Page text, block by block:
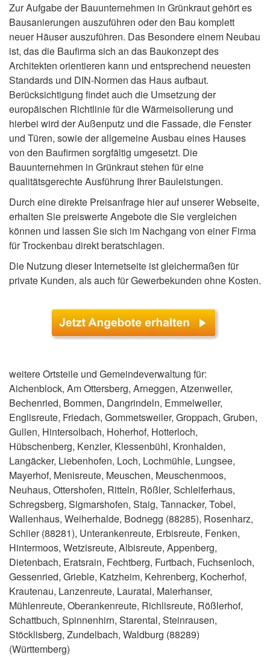
Zur Aufgabe der Bauunternehmen in Grünkraut gehört es
Bausanierungen auszuführen oder den Bau komplett
neuer Häuser auszuführen. Das Besondere einem Neubau
ist, das die Baufirma sich an das Baukonzept des
Architekten orientieren kann und entsprechend neuesten
Standards und DIN-Normen das Haus aufbaut.
Berücksichtigung findet auch die Umsetzung der
europäischen Richtlinie für die Wärmeisolierung und
hierbei wird der Außenputz und die Fassade, die Fenster
und Türen, sowie der allgemeine Ausbau eines Hauses
von den Baufirmen sorgfältig umgesetzt. Die
Bauunternehmen in Grünkraut stehen für eine
qualitätsgerechte Ausführung Ihrer Bauleistungen.
Durch eine direkte Preisanfrage hier auf unserer Webseite,
erhalten Sie preiswerte Angebote die Sie vergleichen
können und lassen Sie sich im Nachgang von einer Firma
für Trockenbau direkt beratschlagen.
Die Nutzung dieser Internetseite ist gleichermaßen für
private Kunden, als auch für Gewerbekunden ohne Kosten.
weitere Ortsteile und Gemeindeverwaltung für:
Aichenblock, Am Ottersberg, Arneggen, Atzenweiler,
Bechenried, Bommen, Dangrindeln, Emmelweiler,
Englisreute, Friedach, Gommetsweiler, Groppach, Gruben,
Gullen, Hintersolbach, Hoherhof, Hotterloch,
Hübschenberg, Kenzler, Klessenbühl, Kronhalden,
Langäcker, Liebenhofen, Loch, Lochmühle, Lungsee,
Mayerhof, Menisreute, Meuschen, Meuschenmoos,
Neuhaus, Ottershofen, Ritteln, Rößler, Schleiferhaus,
Schregsberg, Sigmarshofen, Staig, Tannacker, Tobel,
Wallenhaus, Weiherhalde, Bodnegg (88285), Rosenharz,
Schlier (88281), Unterankenreute, Erbisreute, Fenken,
Hintermoos, Wetzisreute, Albisreute, Appenberg,
Dietenbach, Eratsrain, Fechtberg, Furtbach, Fuchsenloch,
Gessenried, Grieble, Katzheim, Kehrenberg, Kocherhof,
Krautenau, Lanzenreute, Lauratal, Maierhanser,
Mühlenreute, Oberankenreute, Richlisreute, Rößlerhof,
Schattbuch, Spinnenhirn, Starental, Steinrausen,
Stöcklisberg, Zundelbach, Waldburg (88289)
(Württemberg)